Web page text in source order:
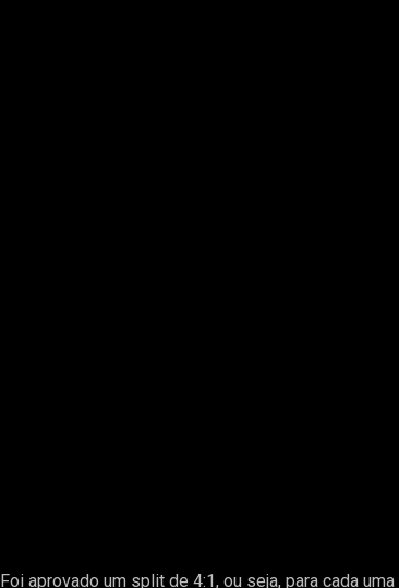
Foi aprovado um split de 4:1, ou seja, para cada